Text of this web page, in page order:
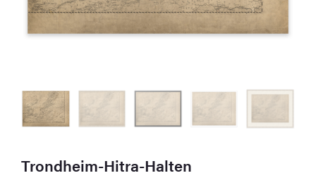
Trondheim-Hitra-Halten